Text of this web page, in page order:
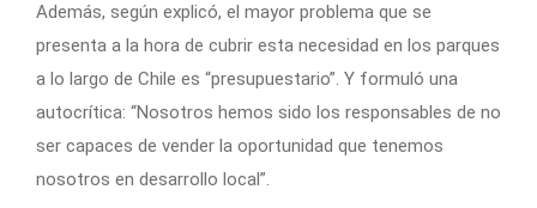
Además, según explicó, el mayor problema que se
presenta a la hora de cubrir esta necesidad en los parques
a lo largo de Chile es “presupuestario”. Y formuló una
autocrítica: “Nosotros hemos sido los responsables de no
ser capaces de vender la oportunidad que tenemos
nosotros en desarrollo local”.